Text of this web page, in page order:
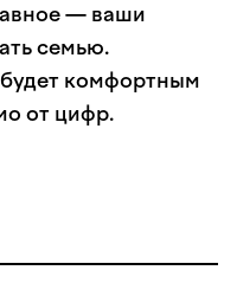
— ваши
семью.
комфортным
от цифр.